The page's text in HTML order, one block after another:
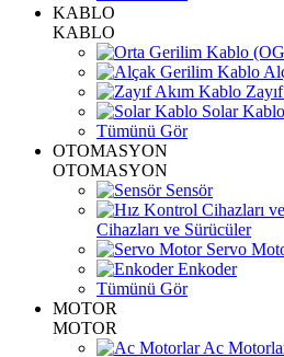
KABLO
KABLO
Solar Kablo
Tümünü Gör
OTOMASYON
OTOMASYON
Sensör
Cihazları ve Sürücüler
Servo
Enkoder
Tümünü Gör
MOTOR
MOTOR
Ac